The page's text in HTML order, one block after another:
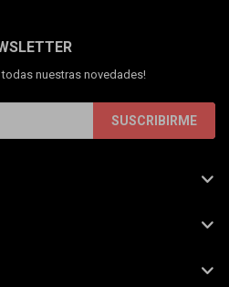
todas nuestras novedades!
SUSCRIBIRME